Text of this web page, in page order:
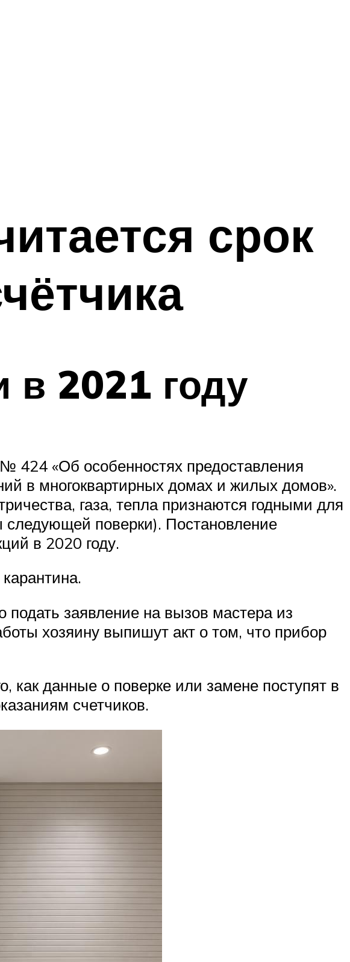
срок
в 2021 году
424 «Об особенностях предоставления
в многоквартирных домах и жилых домов».
газа, тепла признаются годными для
следующей поверки). Постановление
в 2020 году.
заявление на вызов мастера из
хозяину выпишут акт о том, что прибор
как данные о поверке или замене поступят в
счетчиков.